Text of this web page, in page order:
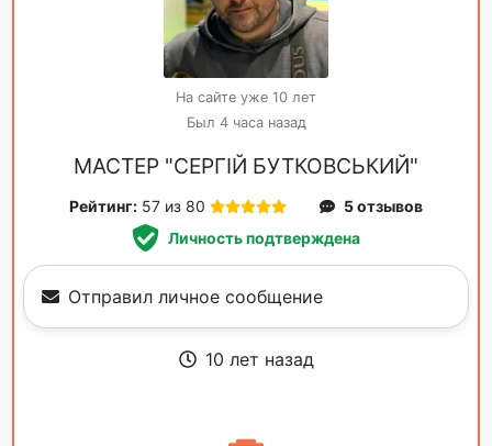
На сайте уже 10 лет
Был 4 часа назад
МАСТЕР "СЕРГІЙ БУТКОВСЬКИЙ"
Рейтинг: 57 из 80
5 отзывов
Личность подтверждена
Отправил личное сообщение
10 лет назад